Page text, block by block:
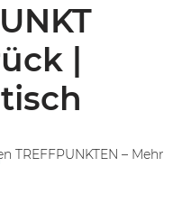
|
TREFFPUNKTEN – Mehr